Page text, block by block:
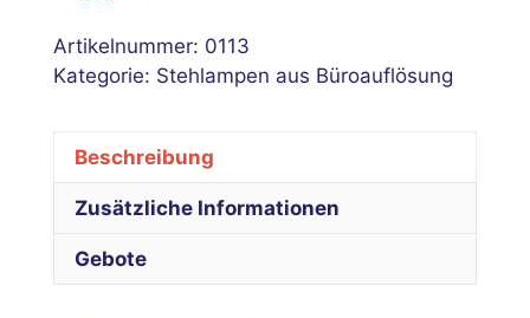
Artikelnummer: 0113
Kategorie: Stehlampen aus Büroauflösung
Beschreibung
Zusätzliche Informationen
Gebote